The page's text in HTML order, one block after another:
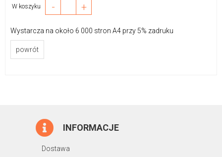
W koszyku - +
Wystarcza na około 6 000 stron A4 przy 5% zadruku
powrót
INFORMACJE
Dostawa